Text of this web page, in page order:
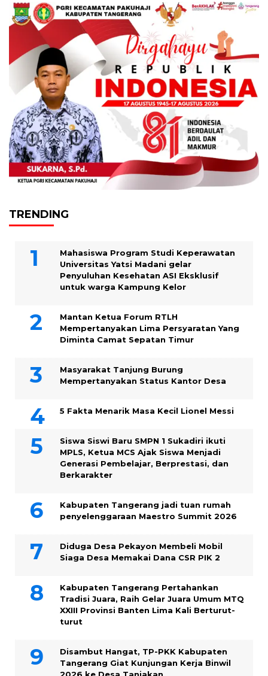
TRENDING
Mahasiswa Program Studi Keperawatan
Universitas Yatsi Madani gelar
Penyuluhan Kesehatan ASI Eksklusif
untuk warga Kampung ‎Kelor
Mantan Ketua Forum RTLH
Mempertanyakan Lima Persyaratan Yang
Diminta Camat Sepatan Timur
Masyarakat Tanjung Burung
Mempertanyakan Status Kantor Desa
5 Fakta Menarik Masa Kecil Lionel Messi
Siswa Siswi Baru SMPN 1 Sukadiri ikuti
MPLS, Ketua MCS Ajak Siswa Menjadi
Generasi Pembelajar, Berprestasi, dan
Berkarakter
Kabupaten Tangerang jadi tuan rumah
penyelenggaraan Maestro Summit 2026
Diduga Desa Pekayon Membeli Mobil
Siaga Desa Memakai Dana CSR PIK 2
Kabupaten Tangerang Pertahankan
Tradisi Juara, Raih Gelar Juara Umum MTQ
XXIII Provinsi Banten Lima Kali Berturut-
turut
Disambut Hangat, TP-PKK Kabupaten
Tangerang Giat Kunjungan Kerja Binwil
2026 ke Desa Tanjakan